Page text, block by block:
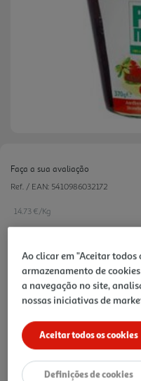
Faça a sua avaliação
Ref. / EAN: 5410986032172
14.73 €/Kg
5,45 €
Notas de preparação
Ao clicar em "Aceitar todos
armazenamento de
a navegação no site,
nossas iniciativas de
Aceitar todos os cookies
Definições de cookies